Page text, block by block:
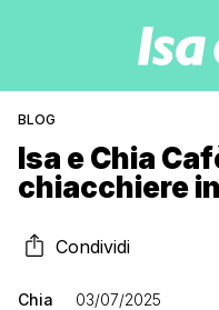
BLOG
Isa e Chia
chiacchiere
Condividi
Chia 03/07/2025